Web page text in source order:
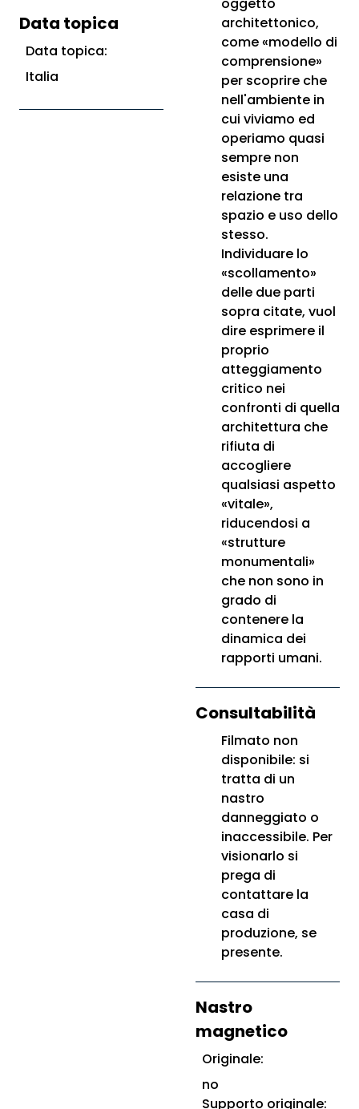
Data topica
Data topica:
Italia
architettonico,
come «modello di
comprensione»
per scoprire che
nell'ambiente in
cui viviamo ed
operiamo quasi
sempre non
esiste una
relazione tra
spazio e uso dello
stesso.
Individuare lo
«scollamento»
delle due parti
sopra citate, vuol
dire esprimere il
proprio
atteggiamento
critico nei
confronti di quella
architettura che
rifiuta di
accogliere
qualsiasi aspetto
«vitale»,
riducendosi a
«strutture
monumentali»
che non sono in
grado di
contenere la
dinamica dei
rapporti umani.
Consultabilità
Filmato non
disponibile: si
tratta di un
nastro
danneggiato o
inaccessibile. Per
visionarlo si
prega di
contattare la
casa di
produzione, se
presente.
Nastro
magnetico
Originale:
no
Supporto originale: